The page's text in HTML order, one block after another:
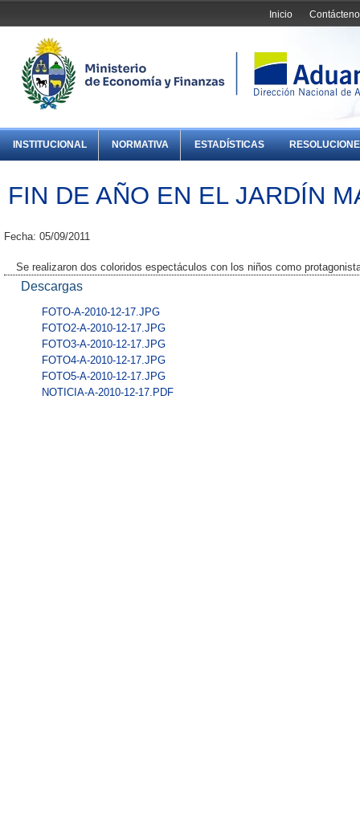
Inicio
INSTITUCIONAL NORMATIVA ESTADÍSTICAS
FIN DE AÑO EN EL JARDÍN
Fecha: 05/09/2011
Se realizaron dos coloridos espectáculos con los niños como
Descargas
FOTO-A-2010-12-17.JPG
FOTO2-A-2010-12-17.JPG
FOTO3-A-2010-12-17.JPG
FOTO4-A-2010-12-17.JPG
FOTO5-A-2010-12-17.JPG
NOTICIA-A-2010-12-17.PDF